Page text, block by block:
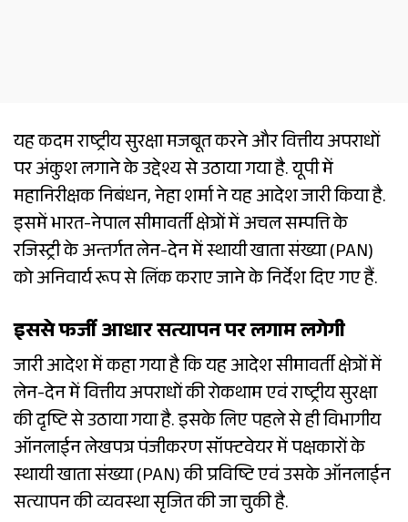
यह कदम राष्ट्रीय सुरक्षा मजबूत करने और वित्तीय अपराधों
पर अंकुश लगाने के उद्देश्य से उठाया गया है. यूपी में
महानिरीक्षक निबंधन, नेहा शर्मा ने यह आदेश जारी किया है.
इसमें भारत-नेपाल सीमावर्ती क्षेत्रों में अचल सम्पत्ति के
रजिस्ट्री के अन्तर्गत लेन-देन में स्थायी खाता संख्या (PAN)
को अनिवार्य रूप से लिंक कराए जाने के निर्देश दिए गए हैं.
इससे फर्जी आधार सत्यापन पर लगाम लगेगी
जारी आदेश में कहा गया है कि यह आदेश सीमावर्ती क्षेत्रों में
लेन-देन में वित्तीय अपराधों की रोकथाम एवं राष्ट्रीय सुरक्षा
की दृष्टि से उठाया गया है. इसके लिए पहले से ही विभागीय
ऑनलाईन लेखपत्र पंजीकरण सॉफ्टवेयर में पक्षकारों के
स्थायी खाता संख्या (PAN) की प्रविष्टि एवं उसके ऑनलाईन
सत्यापन की व्यवस्था सृजित की जा चुकी है.